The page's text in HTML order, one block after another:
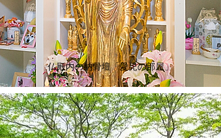
仏殿内の納骨壇「愛児の部屋」